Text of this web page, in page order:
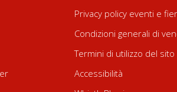
Privacy policy eventi e
Condizioni generali di
Termini di utilizzo del sito
Accessibilità